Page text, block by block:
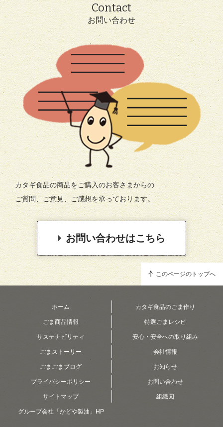
Contact
お問い合わせ
カタギ食品の商品をご購入のお客さまからの
ご質問、ご意見、ご感想を承っております。
お問い合わせはこちら
このページのトップへ
ホーム カタギ食品のごま作り
ごま商品情報 特選ごまレシピ
サステナビリティ 安心・安全への取り組み
ごまストーリー 会社情報
ごまごまブログ お知らせ
プライバシーポリシー お問い合わせ
サイトマップ 組織図
グループ会社「かどや製油」HP